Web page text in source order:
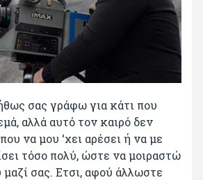
σας γράφω για κάτι που
αλλά αυτό τον καιρό δεν
να μου ‘χει αρέσει ή να με
τόσο πολύ, ώστε να μοιραστώ
σας. Ετσι, αφού άλλωστε